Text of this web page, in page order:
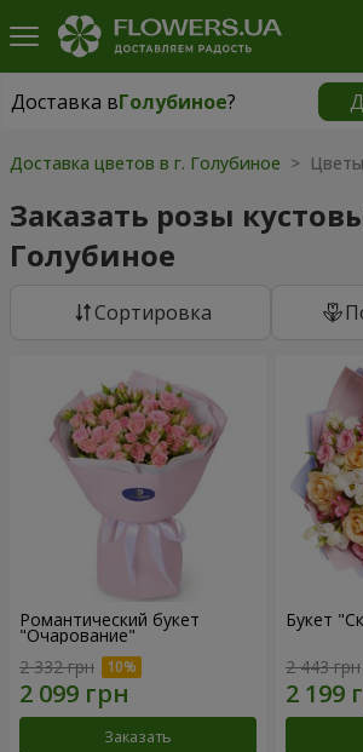
Доставка вГолубиное?
Доставка вГолубиное|
Доставка цветов в г. Голубиное >
Заказать розы
Голубиное
Cортировка
Романтический букет
"Очарование"
2 332 грн
Заказать
Букет
2 443 грн